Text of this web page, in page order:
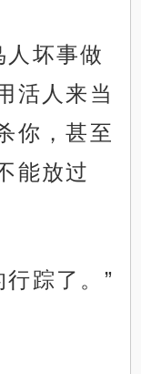
人坏事做
活人来当
你，甚至
能放过
踪了。”